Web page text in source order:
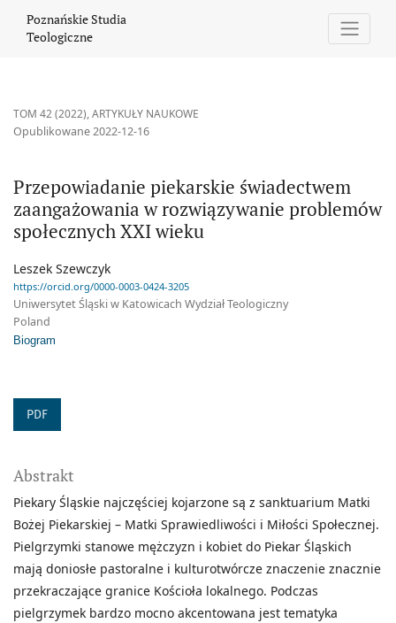
Poznańskie Studia
Teologiczne
TOM 42 (2022),ARTYKUŁY NAUKOWE
Przepowiadanie piekarskie świadectwem
zaangażowania w rozwiązywanie problemów
społecznych XXI wieku
Opublikowane 2022-12-16
Leszek Szewczyk
https://orcid.org/0000-0003-0424-3205
Uniwersytet Śląski w Katowicach Wydział Teologiczny
Poland
Biogram
PDF
Abstrakt
Piekary Śląskie najczęściej kojarzone są z sanktuarium Matki
Bożej Piekarskiej – Matki Sprawiedliwości i Miłości Społecznej.
Pielgrzymki stanowe mężczyzn i kobiet do Piekar Śląskich
mają doniosłe pastoralne i kulturotwórcze znaczenie znacznie
przekraczające granice Kościoła lokalnego. Podczas
pielgrzymek bardzo mocno akcentowana jest tematyka